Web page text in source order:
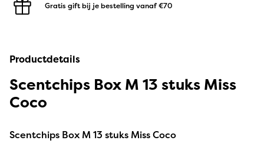
Gratis gift bij je bestelling vanaf €70
Productdetails
Scentchips Box M 13 stuks Miss
Coco
Scentchips Box M 13 stuks Miss Coco